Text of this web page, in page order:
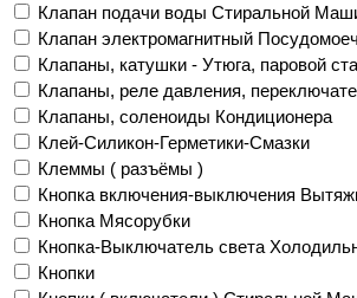
Клапан подачи воды Стиральной
Клапан электромагнитный
Клапаны, катушки - Утюга, паровой
Клапаны, реле давления,
Клапаны, соленоиды Кондиционера
Клей-Силикон-Герметики-Смазки
Клеммы ( разъёмы )
Кнопка включения-выключения
Кнопка Мясорубки
Кнопка-Выключатель света
Кнопки